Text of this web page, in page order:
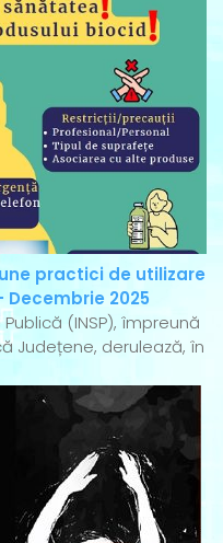
practici de utilizare
2025
(INSP), împreună
Județene, derulează, în